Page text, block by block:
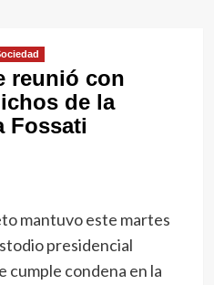
reunió con
de la
Fossati
mantuvo este martes
presidencial
cumple condena en la